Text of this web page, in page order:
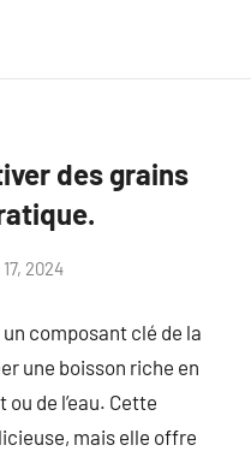
des grains
2024
composant clé de la
une boisson riche en
de l’eau. Cette
mais elle offre